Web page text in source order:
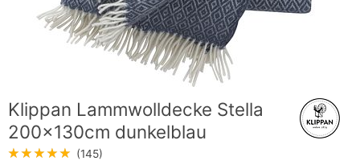
Klippan Lammwolldecke Stella
200x130cm dunkelblau
★★★★★ (145)